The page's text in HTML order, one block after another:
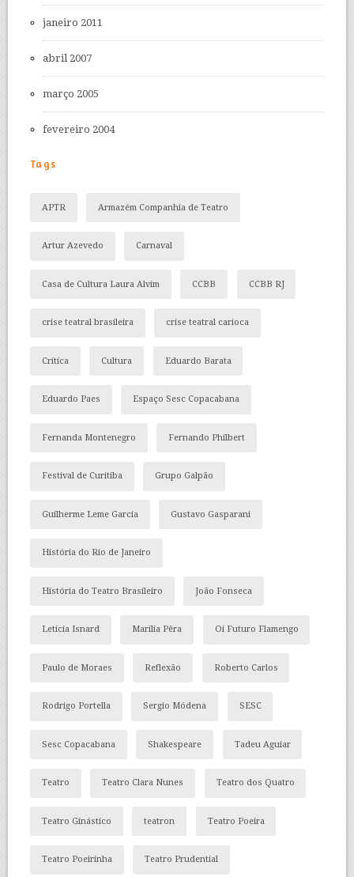
janeiro 2011
abril 2007
março 2005
fevereiro 2004
Tags
APTR Armazém Companhia de Teatro
Artur Azevedo Carnaval
Casa de Cultura Laura Alvim CCBB CCBB RJ
crise teatral brasileira crise teatral carioca
Crítica Cultura Eduardo Barata
Eduardo Paes Espaço Sesc Copacabana
Fernanda Montenegro Fernando Philbert
Festival de Curitiba Grupo Galpão
Guilherme Leme Garcia Gustavo Gasparani
História do Rio de Janeiro
História do Teatro Brasileiro João Fonseca
Letícia Isnard Marília Pêra Oi Futuro Flamengo
Paulo de Moraes Reflexão Roberto Carlos
Rodrigo Portella Sergio Módena SESC
Sesc Copacabana Shakespeare Tadeu Aguiar
Teatro Teatro Clara Nunes Teatro dos Quatro
Teatro Ginástico teatron Teatro Poeira
Teatro Poeirinha Teatro Prudential